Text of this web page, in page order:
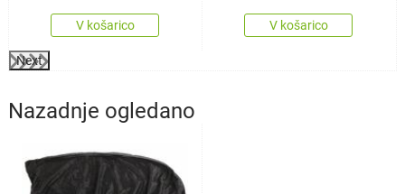
V košarico V košarico
Next
Nazadnje ogledano